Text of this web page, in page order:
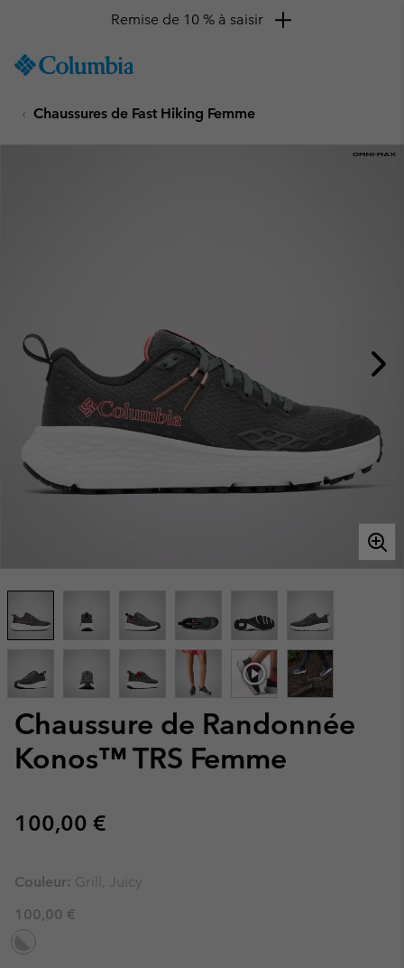
TO
SKIP
MAIN
Remise de 10 % à saisir
Chaussures de Fast Hiking Femme
Chaussure de Randonnée
Konos™ TRS Femme
Regular price:
100,00 €
Couleur: Grill, Juicy
100,00 €